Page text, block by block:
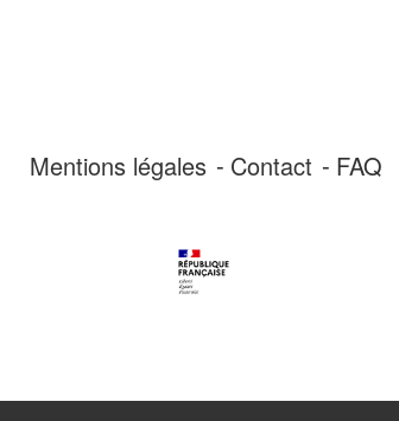
Mentions légales Contact FAQ